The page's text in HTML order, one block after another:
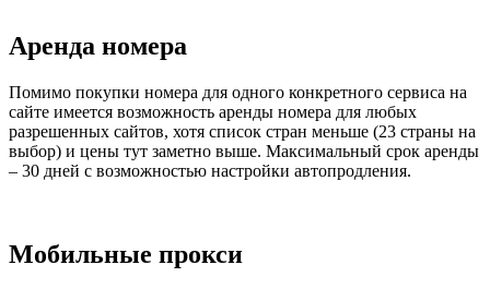
Аренда номера
Помимо покупки номера для одного конкретного сервиса на
сайте имеется возможность аренды номера для любых
разрешенных сайтов, хотя список стран меньше (23 страны на
выбор) и цены тут заметно выше. Максимальный срок аренды
– 30 дней с возможностью настройки автопродления.
Мобильные прокси